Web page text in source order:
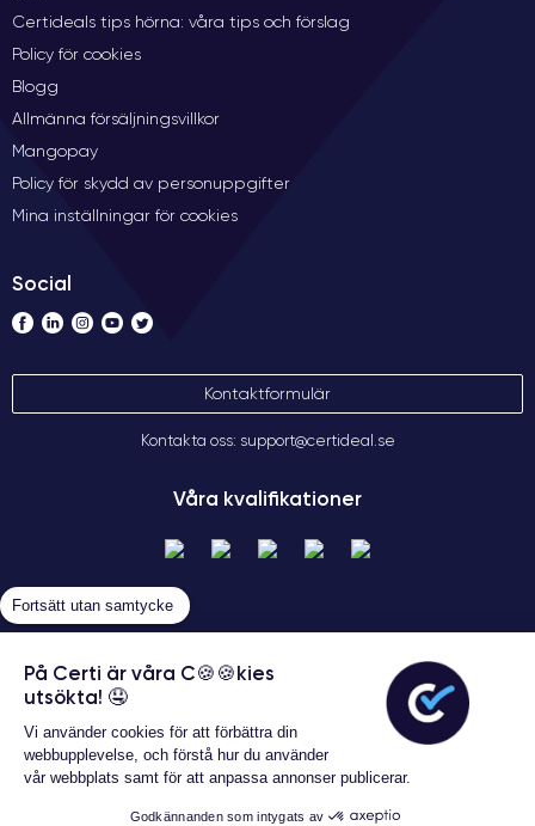
Certideals tips hörna: våra tips och förslag
Policy för cookies
Blogg
Allmänna försäljningsvillkor
Mangopay
Policy för skydd av personuppgifter
Mina inställningar för cookies
Social
Kontaktformulär
Kontakta oss: support@certideal.se
Våra kvalifikationer
Allmänna försäljningsvillkor
Certideal © 2026 Alla rättigheter
Fortsätt utan samtycke
På Certi är våra C🍪🍪kies
utsökta! 🤤
Vi använder cookies för att förbättra din
webbupplevelse, och förstå hur du använder
vår webbplats samt för att anpassa annonser publicerar.
Godkännanden som intygats av